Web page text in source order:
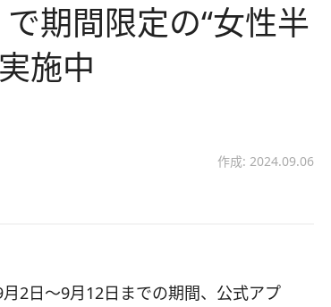
期間限定の“女性半
施中
作成: 2024.09.06
2日～9月12日までの期間、公式アプ